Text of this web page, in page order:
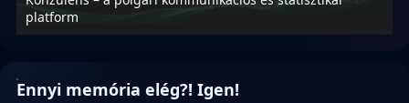
platform
Ennyi memória elég?! Igen!